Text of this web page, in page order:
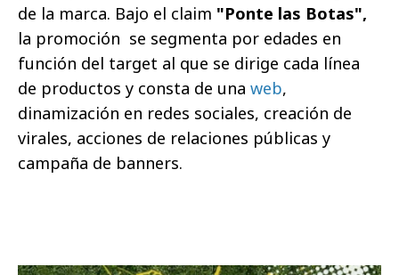
de la marca. Bajo el claim "Ponte las Botas",
la promoción se segmenta por edades en
función del target al que se dirige cada línea
de productos y consta de una web,
dinamización en redes sociales, creación de
virales, acciones de relaciones públicas y
campaña de banners.